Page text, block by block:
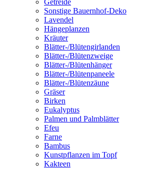
Sonstige Bauernhof-Deko
Lavendel
Hängeplanzen
Kräuter
Blätter-/Blütengirlanden
Blätter-/Blütenzweige
Blätter-/Blütenhänger
Blätter-/Blütenpaneele
Blätter-/Blütenzäune
Gräser
Birken
Eukalyptus
Palmen und Palmblätter
Efeu
Farne
Bambus
Kunstpflanzen im Topf
Kakteen